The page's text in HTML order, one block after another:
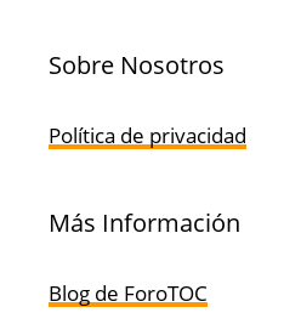
Sobre Nosotros
Política de privacidad
Más Información
Blog de ForoTOC